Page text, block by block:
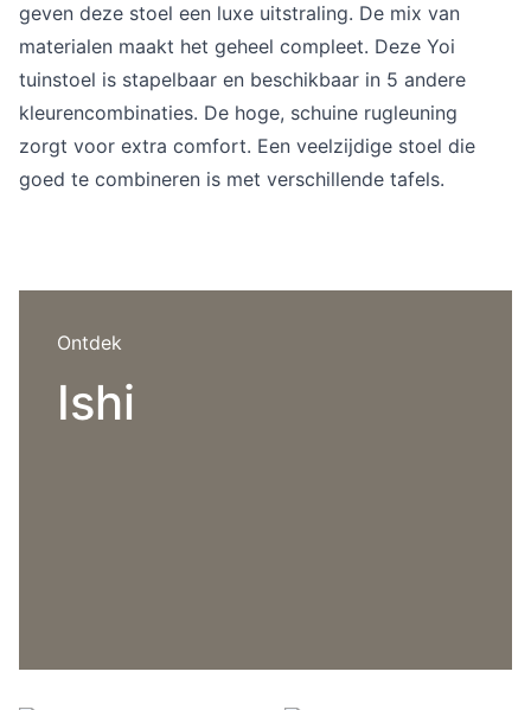
Overig
Deals
Prijscatalogi
Contact
3D modellen
Over ons
geven deze stoel een luxe uitstraling. De mix van
materialen maakt het geheel compleet. Deze Yoi
tuinstoel is stapelbaar en beschikbaar in 5 andere
kleurencombinaties. De hoge, schuine rugleuning
zorgt voor extra comfort. Een veelzijdige stoel die
goed te combineren is met verschillende tafels.
Ontdek
Ishi